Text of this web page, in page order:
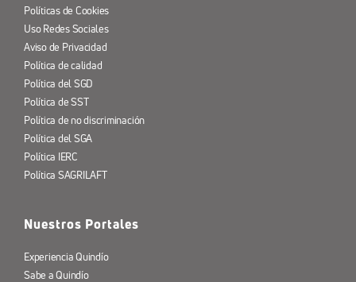
Políticas de Cookies
Uso Redes Sociales
Aviso de Privacidad
Política de calidad
Política del SGD
Política de SST
Política de no discriminación
Política del SGA
Política IERC
Política SAGRILAFT
Nuestros Portales
Experiencia Quindío
Sabe a Quindío